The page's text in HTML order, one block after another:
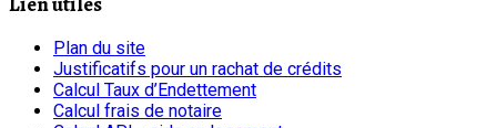
Plan du site
Justificatifs pour un rachat de crédits
Calcul Taux d’Endettement
Calcul frais de notaire